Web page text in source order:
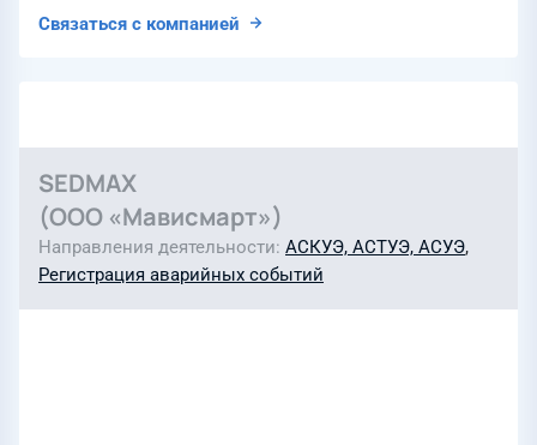
Связаться с компанией
SEDMAX
(ООО «Мависмарт»)
Направления деятельности АСКУЭ, АСТУЭ, АСУЭ,
Регистрация аварийных событий